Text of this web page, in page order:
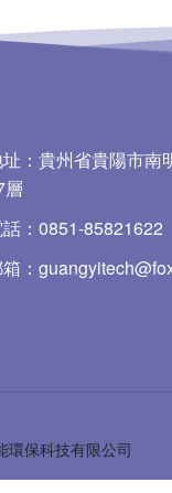
：貴州省貴陽市南
層
：0851-85821622
：
環保科技有限公司